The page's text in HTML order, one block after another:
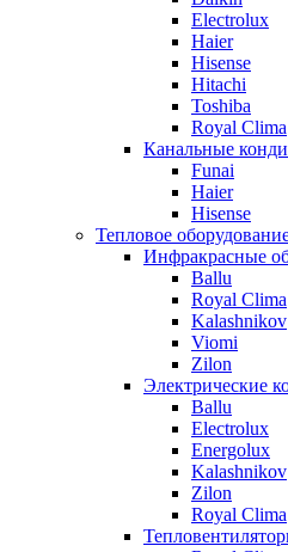
Electrolux
Haier
Hisense
Hitachi
Toshiba
Royal Clima
Канальные
Funai
Haier
Hisense
Тепловое
Инфракрасные
Ballu
Royal Clima
Kalashnikov
Viomi
Zilon
Электрические
Ballu
Electrolux
Energolux
Kalashnikov
Zilon
Royal Clima